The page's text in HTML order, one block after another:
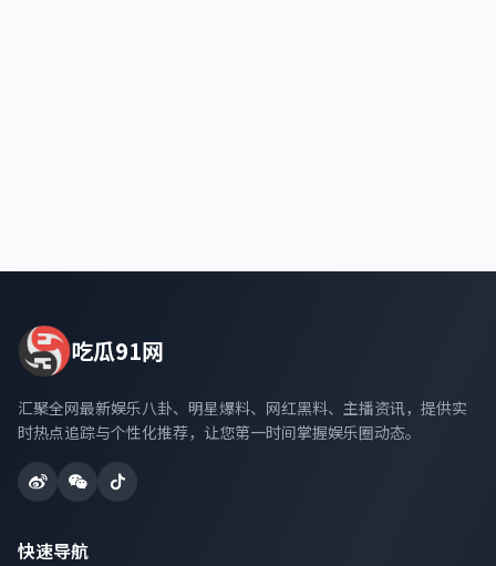
吃瓜91网
汇聚全网最新娱乐八卦、明星爆料、网红黑料、主播资讯，提供实
时热点追踪与个性化推荐，让您第一时间掌握娱乐圈动态。
快速导航